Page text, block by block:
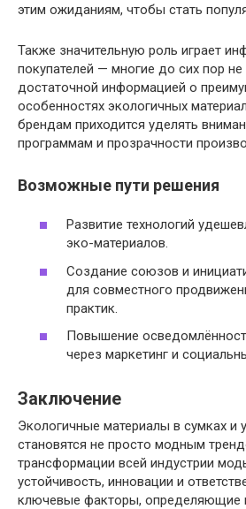
этим ожиданиям, чтобы стать
Также значительную роль играет
покупателей — многие до сих пор
достаточной информацией о
особенностях экологичных
брендам приходится уделять
программам и прозрачности
Возможные пути решения
Развитие технологий
эко-материалов.
Создание союзов и
для совместного
практик.
Повышение
через маркетинг и
Заключение
Экологичные материалы в сумках и
становятся не просто модным
трансформации всей индустрии
устойчивость, инновации и
ключевые факторы, определяющие